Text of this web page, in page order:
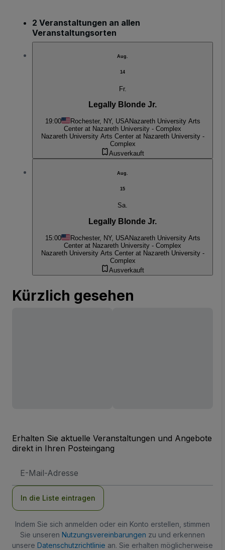
2 Veranstaltungen an allen
Veranstaltungsorten
Aug.
14
Fr.
Legally Blonde Jr.
19:00 Rochester, NY, USA Nazareth University Arts
Center at Nazareth University - Complex
Nazareth University Arts Center at Nazareth University -
Complex
Ausverkauft
Aug.
15
Sa.
Legally Blonde Jr.
15:00 Rochester, NY, USANazareth University Arts
Center at Nazareth University - Complex
Nazareth University Arts Center at Nazareth University -
Complex
Ausverkauft
Kürzlich gesehen
Erhalten Sie aktuelle Veranstaltungen und Angebote
direkt in Ihren Posteingang
Mail-
In die Liste eintragen
Indem Sie sich anmelden oder ein Konto erstellen, stimmen
Sie unseren Nutzungsvereinbarungen zu und erkennen
unsere Datenschutzrichtlinie an. Sie erhalten möglicherweise